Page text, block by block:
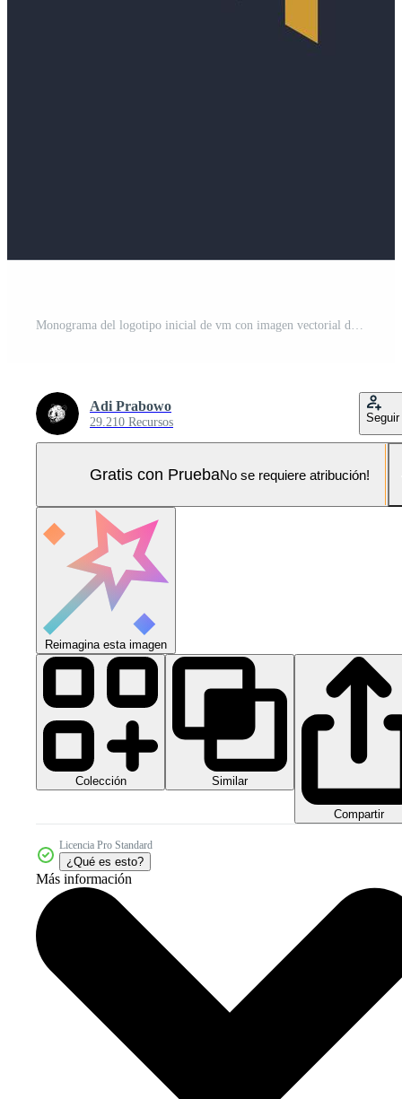
Monograma del logotipo inicial de vm con imagen vectorial de diseño de icono de pilar Pro Vector y Pro SVG
Adi Prabowo
29.210 Recursos Seguir
Gratis con PruebaNo se requiere atribución!
Reimagina esta imagen
Colección Similar
Compartir
Licencia Pro Standard
¿Qué es esto?
Más información